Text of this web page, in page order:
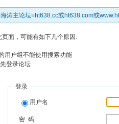
涛主论坛≡ht638.cc或ht638.com或
面，可能有如下几个原因:
用户组不能使用搜索功能
登录论坛
登录
用户名
密 码